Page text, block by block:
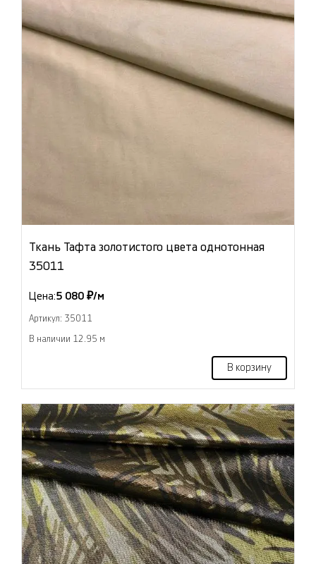
Ткань Тафта золотистого цвета однотонная
35011
Цена:5 080 ₽/м
Артикул: 35011
В наличии 12.95 м
В корзину